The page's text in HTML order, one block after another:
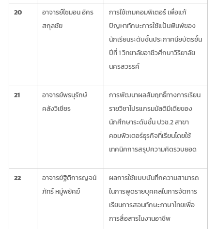
20
อาจารย์ไซมอน อัคร
สกุลชัย
การใช้เกมคอมพิเตอร์ เพื่อแก้
ปัญหาทักษะการใช้แป้นพิมพ์ของ
นักเรียนระดับชั้นประกาศนียบัตรชั้น
ปีที่ 1 วิทยาลัยอาชีวศึกษาวิริยาลัย
นครสวรรค์
21
อาจารย์พรนุรักษ์
คลังวิเชียร
การพัฒนาผลสัมฤทธิ์ทางการเรียน
รายวิชาโปรแกรมมัลติมีเดียของ
นักศึกษาระดับชั้น ปวช.2 สาขา
คอมพิวเตอร์ธุรกิจที่เรียนโดยใช้
เทคนิคการสรุปความคิดรวบยอด
22
อาจารย์ฐิติการญจน์
ภัทร์ หมู่พยัคฆ์
ผลการใช้แบบบันทึกความสามารถ
ในการพูดรายบุคคลในการจัดการ
เรียนการสอนทักษะภาษาไทยเพื่อ
การสื่อสารในงานอาชีพ